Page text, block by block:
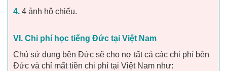
4. 4 ảnh hộ chiếu.
VI. Chi phí học tiếng Đức tại Việt Nam
Chủ sử dụng bên Đức sẽ cho nợ tất cả các chi phí bên
Đức và chỉ mất tiền chi phí tại Việt Nam như: